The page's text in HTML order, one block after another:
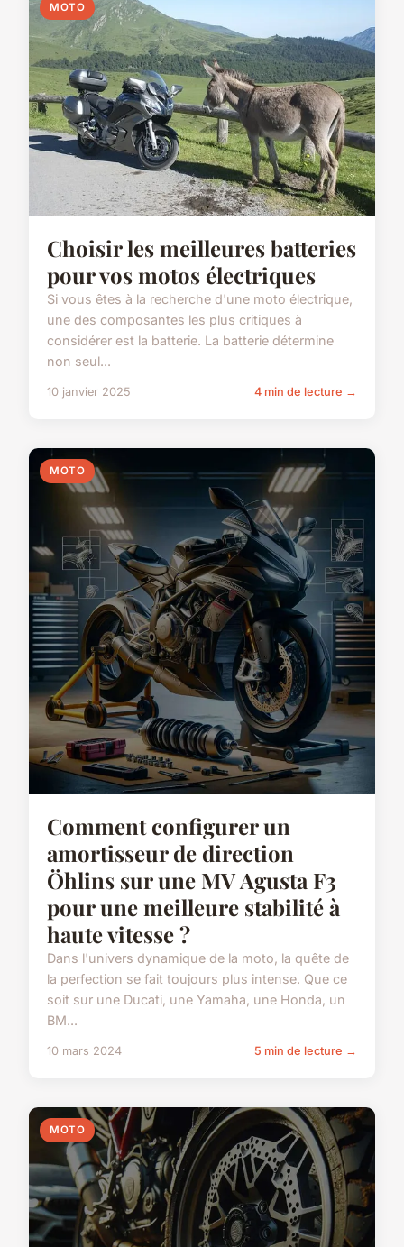
MOTO
Choisir les meilleures batteries
pour vos motos électriques
Si vous êtes à la recherche d'une moto électrique,
une des composantes les plus critiques à
considérer est la batterie. La batterie détermine
non seul...
10 janvier 2025 4 min de lecture →
MOTO
Comment configurer un
amortisseur de direction
Öhlins sur une MV Agusta F3
pour une meilleure stabilité à
haute vitesse ?
Dans l'univers dynamique de la moto, la quête de
la perfection se fait toujours plus intense. Que ce
soit sur une Ducati, une Yamaha, une Honda, un
BM...
10 mars 2024 5 min de lecture →
MOTO